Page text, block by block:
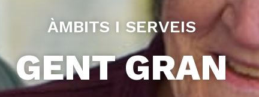
ÀMBITS I SERVEIS
GENT GRAN